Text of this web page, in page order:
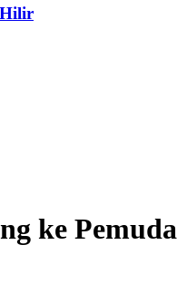
Hilir
ke Pemuda